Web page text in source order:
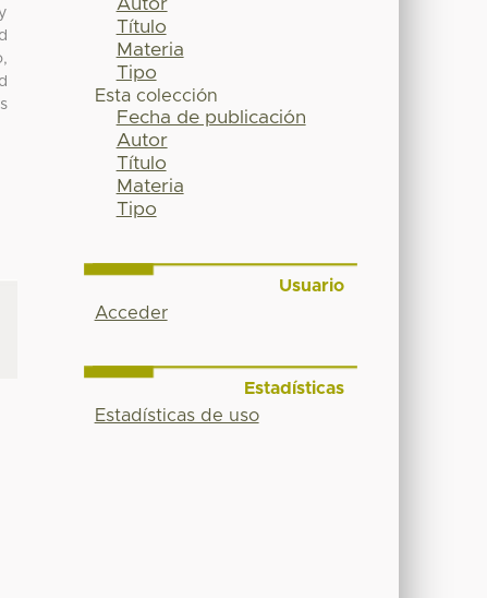
Autor
Título
Materia
Tipo
Esta colección
Fecha de publicación
Autor
Título
Materia
Tipo
Usuario
Acceder
Estadísticas
Estadísticas de uso